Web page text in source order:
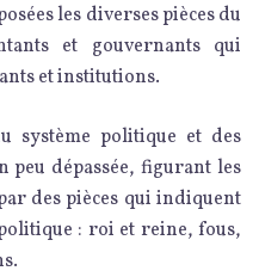
les diverses pièces du
et gouvernants qui
et institutions.
système politique et des
peu dépassée, figurant les
des pièces qui indiquent
: roi et reine, fous,